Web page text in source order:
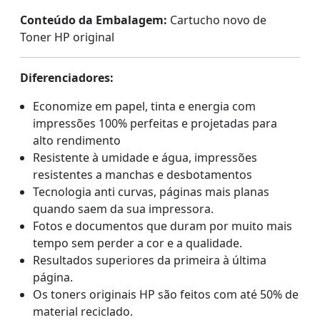
Conteúdo da Embalagem: Cartucho novo de
Toner HP original
Diferenciadores:
Economize em papel, tinta e energia com
impressões 100% perfeitas e projetadas para
alto rendimento
Resistente à umidade e água, impressões
resistentes a manchas e desbotamentos
Tecnologia anti curvas, páginas mais planas
quando saem da sua impressora.
Fotos e documentos que duram por muito mais
tempo sem perder a cor e a qualidade.
Resultados superiores da primeira à última
página.
Os toners originais HP são feitos com até 50% de
material reciclado.